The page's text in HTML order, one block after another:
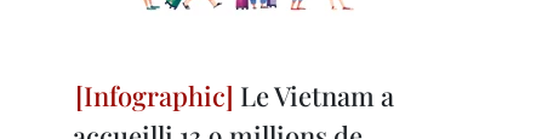
Le Vietnam a